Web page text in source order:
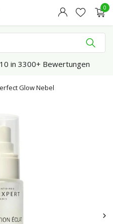
0
in 3300+ Bewertungen
Glow Nebel